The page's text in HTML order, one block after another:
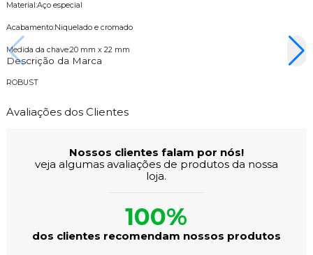
Material:Aço especial
Acabamento:Niquelado e cromado
Medida da chave:20 mm x 22 mm
Descrição da Marca
ROBUST
Avaliações dos Clientes
Nossos clientes falam por nós!
veja algumas avaliações de produtos da nossa
loja.
100%
dos clientes recomendam nossos produtos